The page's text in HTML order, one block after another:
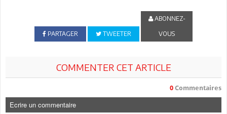
PARTAGER TWEETER
ABONNEZ-
VOUS
COMMENTER CET ARTICLE
0 Commentaires
Ecrire un commentaire